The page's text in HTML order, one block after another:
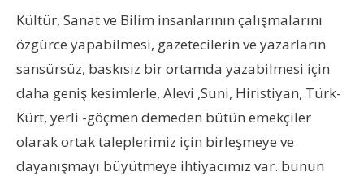
Kültür, Sanat ve Bilim insanlarının çalışmalarını
özgürce yapabilmesi, gazetecilerin ve yazarların
sansürsüz, baskısız bir ortamda yazabilmesi için
daha geniş kesimlerle, Alevi ,Suni, Hiristiyan, Türk-
Kürt, yerli -göçmen demeden bütün emekçiler
olarak ortak taleplerimiz için birleşmeye ve
dayanışmayı büyütmeye ihtiyacımız var. bunun